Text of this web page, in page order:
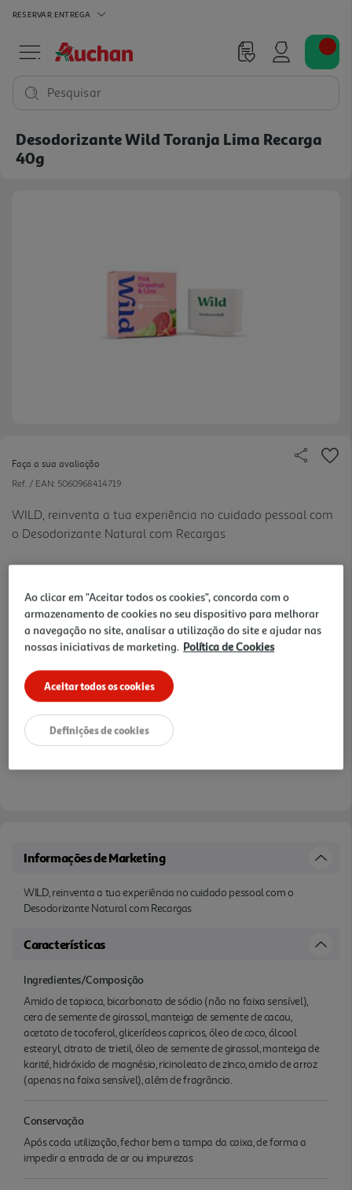
RESERVAR ENTREGA
Pesquisar
Desodorizante Wild Toranja Lima Recarga
40g
Faça a sua avaliação
Ref. / EAN: 5060968414719
WILD, reinventa a tua experiência no cuidado pessoal com
o Desodorizante Natural com Recargas
7,99 €
Notas de preparação
Informações de Marketing
WILD, reinventa a tua experiência no cuidado pessoal com o
Desodorizante Natural com Recargas
Características
Ingredientes/Composição
Amido de tapioca, bicarbonato de sódio (não na faixa sensível),
cera de semente de girassol, manteiga de semente de cacau,
acetato de tocoferol, glicerídeos capricos, óleo de coco, álcool
estearyl, citrato de trietil, óleo de semente de girassol, manteiga de
karité, hidróxido de magnésio, ricinoleato de zinco, amido de arroz
(apenas na faixa sensível), além de fragrância.
Conservação
Após cada utilização, fechar bem a tampa da caixa, de forma a
impedir a entrada de ar ou impurezas
Ao clicar em "Aceitar todos os cookies", concorda com o
armazenamento de cookies no seu dispositivo para melhorar
a navegação no site, analisar a utilização do site e ajudar nas
nossas iniciativas de marketing. Política de Cookies
Aceitar todos os cookies
Definições de cookies